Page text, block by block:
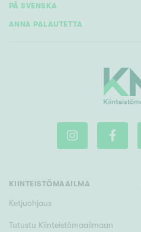
PÅ SVENSKA
ANNA PALAUTETTA
KIINTEISTÖMAAILMA
Ketjuohjaus
Tutustu Kiinteistömaailmaan